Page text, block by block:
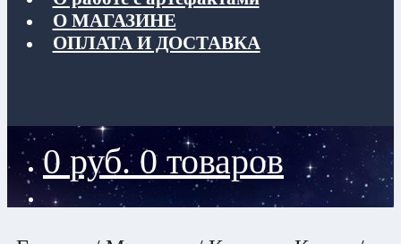
О МАГАЗИНЕ
ОПЛАТА И ДОСТАВКА
0 руб. 0 товаров